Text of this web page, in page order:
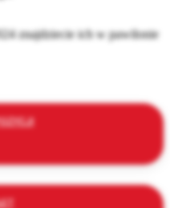
znajdziecie ich w pawilonie